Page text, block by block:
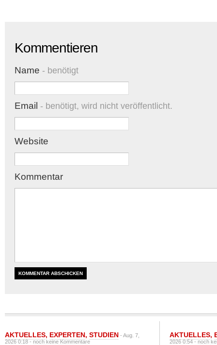
Kommentieren
Name - benötigt
Email - benötigt, wird nicht veröffentlicht.
Website
Kommentar
AKTUELLES, EXPERTEN, STUDIEN - Aug. 7,
2026 0:18 -noch keine Kommentare
AKTUELLES,
2026 0:54 -noch